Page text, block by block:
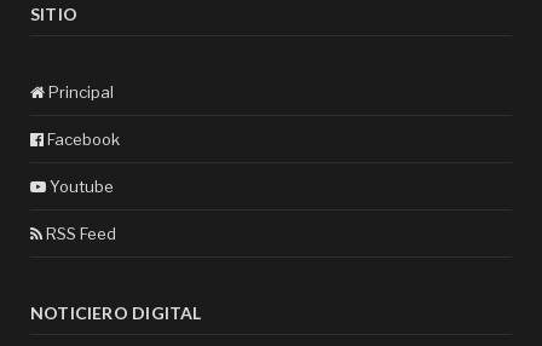
SITIO
Principal
Facebook
Youtube
RSS Feed
NOTICIERO DIGITAL